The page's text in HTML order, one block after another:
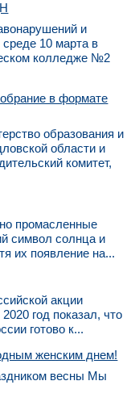
и
10 марта в
колледже №2
в формате
образования и
области и
комитет,
промасленные
символ солнца и
их появление на...
акции
год показал, что
готово к...
женским днем!
весны Мы